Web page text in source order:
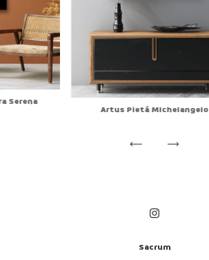
Serena
Artus Pietá MIchelangelo
Sacrum